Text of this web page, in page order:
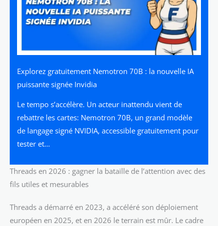
Explorez gratuitement Nemotron 70B : la nouvelle IA
puissante signée Invidia
Le tempo s’accélère. Un acteur inattendu vient de
rebattre les cartes: Nemotron 70B, un grand modèle
de langage signé NVIDIA, accessible gratuitement pour
tester et…
Threads en 2026 : gagner la bataille de l’attention avec des
fils utiles et mesurables
Threads a démarré en 2023, a accéléré son déploiement
européen en 2025, et en 2026 le terrain est mûr. Le cadre